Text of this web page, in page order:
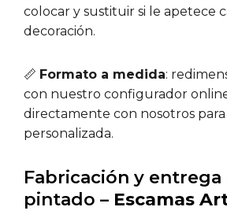
colocar y sustituir si le apetece
decoración.
📏 Formato a medida:
con nuestro configurador
directamente con nosotros para
personalizada.
Fabricación y entrega
pintado – Escamas